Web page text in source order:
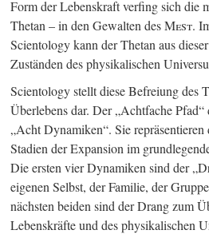
Form der Lebenskraft verfing sich die
Thetan – in den Gewalten des Mest.
Scientology kann der Thetan aus
Zuständen des physikalischen
Scientology stellt diese Befreiung des
Überlebens dar. Der „Achtfache
„Acht Dynamiken“. Sie repräsentieren
Stadien der Expansion im
Die ersten vier Dynamiken sind der
eigenen Selbst, der Familie, der
nächsten beiden sind der Drang zum
Lebenskräfte und des physikalischen